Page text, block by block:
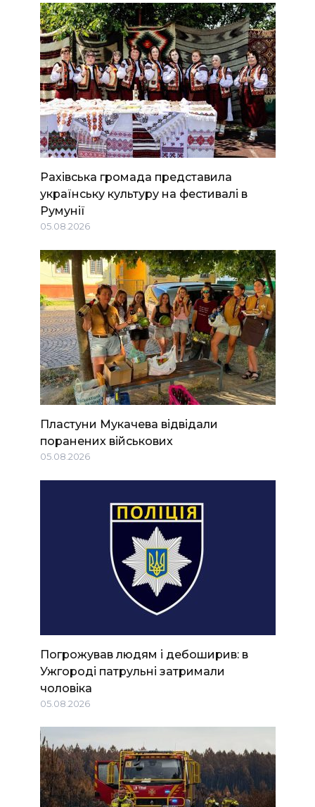
Рахівська громада представила
українську культуру на фестивалі в
Румунії
05.08.2026
Пластуни Мукачева відвідали
поранених військових
05.08.2026
Погрожував людям і дебоширив: в
Ужгороді патрульні затримали
чоловіка
05.08.2026